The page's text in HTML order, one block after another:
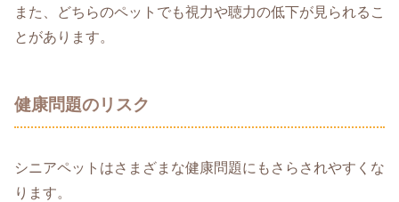
また、どちらのペットでも視力や聴力の低下が見られるこ
とがあります。
健康問題のリスク
シニアペットはさまざまな健康問題にもさらされやすくな
ります。